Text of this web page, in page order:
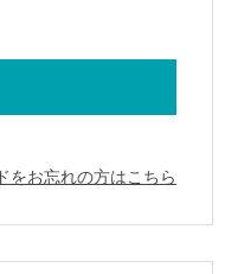
をお忘れの方はこちら